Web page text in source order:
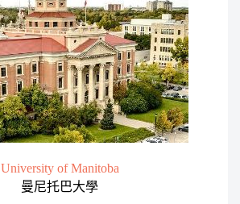
University of Manitoba
曼尼托巴大學